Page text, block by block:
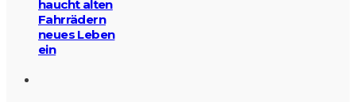
haucht alten
Fahrrädern
neues Leben
ein